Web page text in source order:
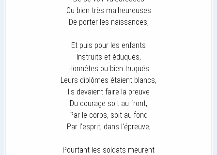
Ou bien très malheureuses
De porter les naissances,
Et puis pour les enfants
Instruits et éduqués,
Honnêtes ou bien truqués
Leurs diplômes étaient blancs,
Ils devaient faire la preuve
Du courage soit au front,
Par le corps, soit au fond
Par l’esprit, dans l’épreuve,
Pourtant les soldats meurent